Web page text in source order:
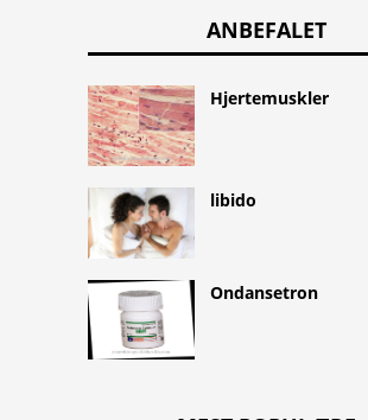
ANBEFALET
Hjertemuskler
libido
Ondansetron